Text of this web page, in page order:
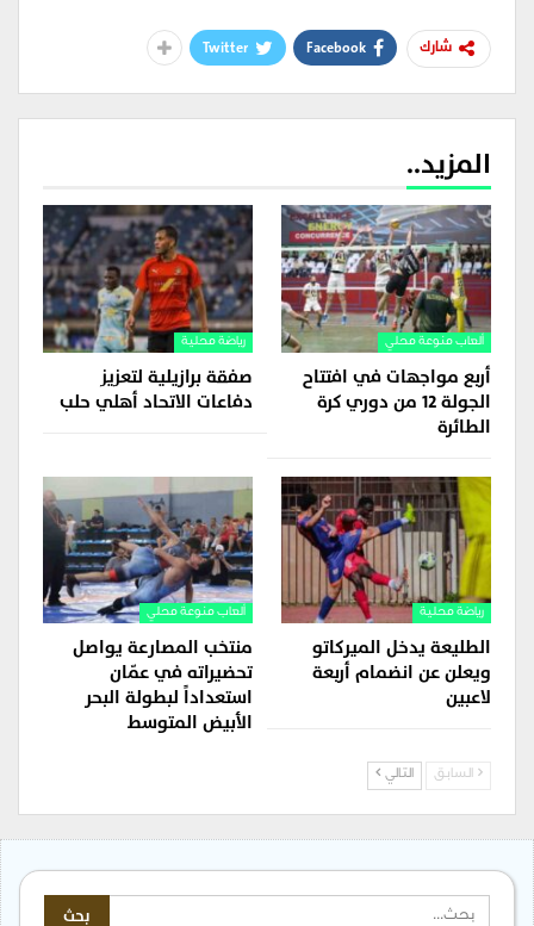
شارك Facebook
Twitter
المزيد..
ألعاب منوعة محلي
أربع مواجهات في افتتاح
الجولة 12 من دوري كرة
الطائرة
رياضة محلية
صفقة برازيلية لتعزيز
دفاعات الاتحاد أهلي حلب
رياضة محلية
الطليعة يدخل الميركاتو
ويعلن عن انضمام أربعة
لاعبين
ألعاب منوعة محلي
منتخب المصارعة يواصل
تحضيراته في عمّان
استعداداً لبطولة البحر
الأبيض المتوسط
السابق التالي